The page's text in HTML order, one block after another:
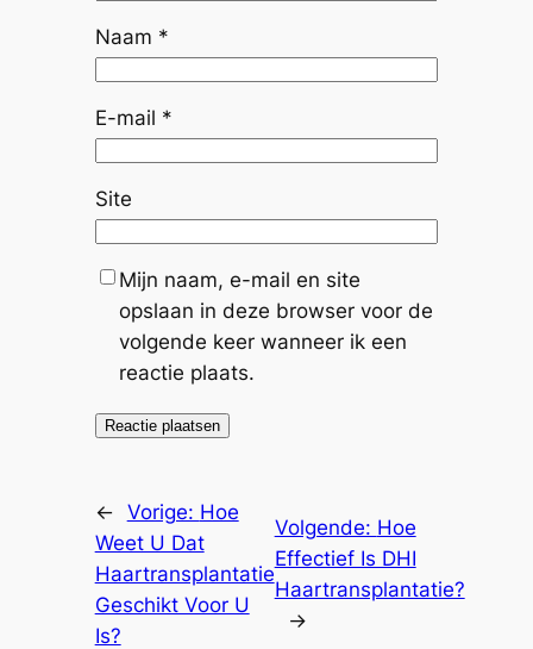
Naam *
E-mail *
Site
Mijn naam, e-mail en site
opslaan in deze browser voor de
volgende keer wanneer ik een
reactie plaats.
← Vorige: Hoe
Weet U Dat
Haartransplantatie
Geschikt Voor U
Is?
Volgende: Hoe
Effectief Is DHI
Haartransplantatie?
→